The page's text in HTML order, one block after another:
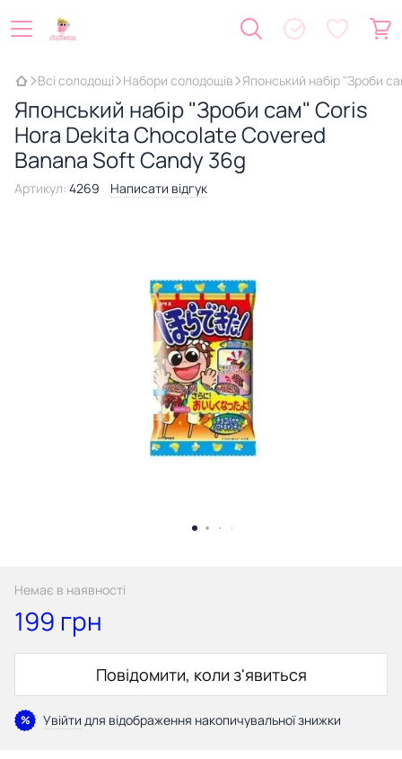
Всі солодощі Набори солодощів Японський набір "Зроби
Японський набір "Зроби сам" Coris
Hora Dekita Chocolate Covered
Banana Soft Candy 36g
Артикул: 4269 Написати відгук
Немає в наявності
199 грн
Повідомити, коли з'явиться
% Увійти для відображення накопичувальної знижки